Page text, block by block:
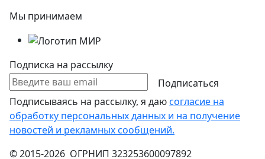
Мы принимаем
Подписка на рассылку
Подписаться
Подписываясь на рассылку, я даюсогласие на
обработку персональных данных и на получение
новостей и рекламных сообщений.
© 2015-2026 ОГРНИП 323253600097892